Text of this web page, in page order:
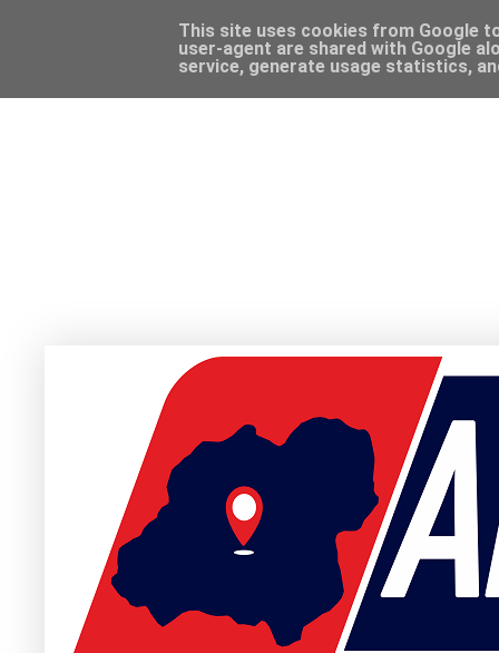
This site uses cookies from Google
user-agent are shared with Google
service, generate usage statistics,